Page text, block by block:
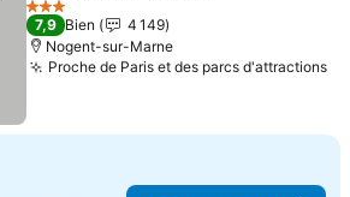
3 Étoiles
7,9 Bien
4 149
Nogent-sur-Marne
Proche de Paris et des parcs d'attractions